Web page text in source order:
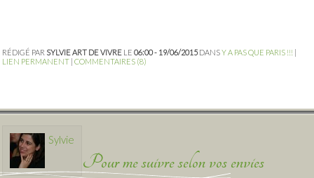
RÉDIGÉ PAR SYLVIE ART DE VIVRE LE 06:00 - 19/06/2015DANSY A PAS QUE PARIS !!! |
LIEN PERMANENT | COMMENTAIRES (8)
Sylvie
Pour me suivre selon vos envies